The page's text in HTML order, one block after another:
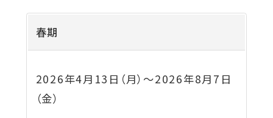
春期
2026年4月13日（月） ～2026年8月7日
（金）